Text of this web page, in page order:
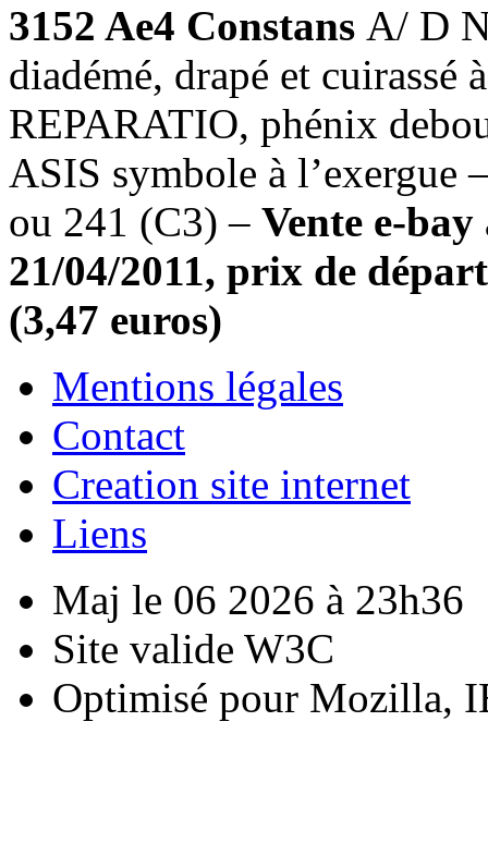
3152 Ae4 Constans A/ D
diadémé, drapé et
REPARATIO, phénix
ASIS symbole à l’exergue
ou 241 (C3) – Vente e-
21/04/2011, prix de
(3,47 euros)
Mentions légales
Contact
Creation site internet
Liens
Maj le 06 2026 à 23h36
Site valide W3C
Optimisé pour Mozilla,